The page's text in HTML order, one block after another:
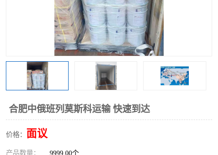
合肥中俄班列莫斯科运输 快速到达
价格： 面议
产品数量： 9999.00个
中俄班列莫斯科